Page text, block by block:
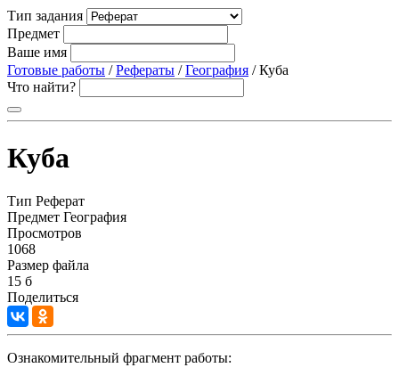
Тип задания
Предмет
Ваше имя
Готовые работы /Рефераты /География / Куба
Что найти?
Куба
Тип Реферат
Предмет География
Просмотров
1068
Размер файла
15 б
Поделиться
Ознакомительный фрагмент работы: